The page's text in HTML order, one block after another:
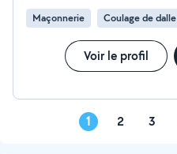
Maçonnerie Coulage de dalle
Voir le profil
1 2 3